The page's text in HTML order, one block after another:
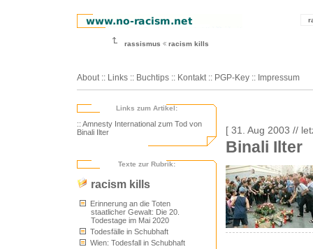
rassismus racism kills
About :: Links :: Buchtips :: Kontakt :: PGP-Key :: Impressum
Links zum Artikel:
:: Amnesty International zum Tod von
Binali Ilter
Texte zur Rubrik:
racism kills
Erinnerung an die Toten
staatlicher Gewalt: Die 20.
Todestage im Mai 2020
Todesfälle in Schubhaft
Wien: Todesfall in Schubhaft
[ 31. Aug 2003 //
Binali Ilter